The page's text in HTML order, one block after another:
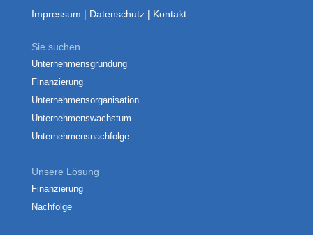
Impressum Datenschutz Kontakt
Sie suchen
Unternehmensgründung
Finanzierung
Unternehmensorganisation
Unternehmenswachstum
Unternehmensnachfolge
Unsere Lösung
Finanzierung
Nachfolge